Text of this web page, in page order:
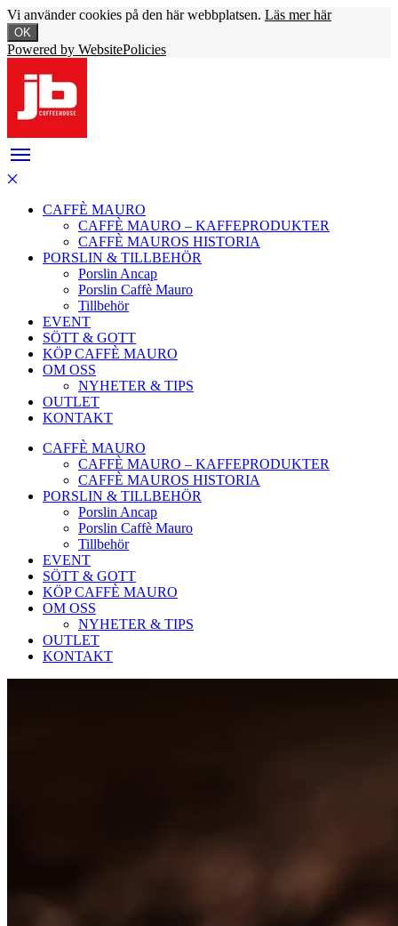
Vi använder cookies på den här webbplatsen. Läs mer här
OK
Powered by WebsitePolicies
CAFFÈ MAURO
CAFFÈ MAURO – KAFFEPRODUKTER
CAFFÈ MAUROS HISTORIA
PORSLIN & TILLBEHÖR
Porslin Ancap
Porslin Caffè Mauro
Tillbehör
EVENT
SÖTT & GOTT
KÖP CAFFÈ MAURO
OM OSS
NYHETER & TIPS
OUTLET
KONTAKT
CAFFÈ MAURO
CAFFÈ MAURO – KAFFEPRODUKTER
CAFFÈ MAUROS HISTORIA
PORSLIN & TILLBEHÖR
Porslin Ancap
Porslin Caffè Mauro
Tillbehör
EVENT
SÖTT & GOTT
KÖP CAFFÈ MAURO
OM OSS
NYHETER & TIPS
OUTLET
KONTAKT